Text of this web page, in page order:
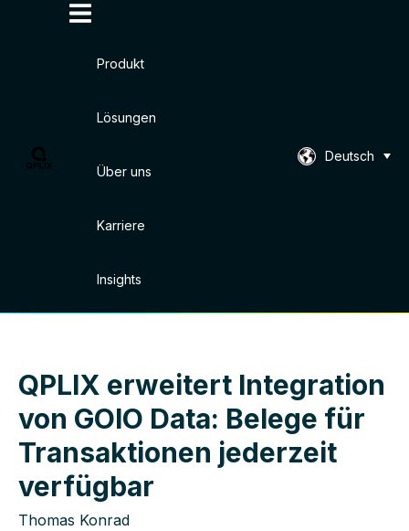
Produkt
Lösungen
Über uns
Karriere
Insights
Deutsch
QPLIX erweitert Integration
von GOIO Data: Belege für
Transaktionen jederzeit
verfügbar
Thomas Konrad